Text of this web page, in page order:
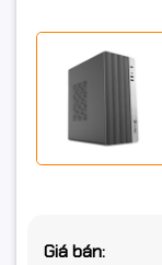
Giá bán:
Dung lượng ổ
Chuẩn ổ cứng